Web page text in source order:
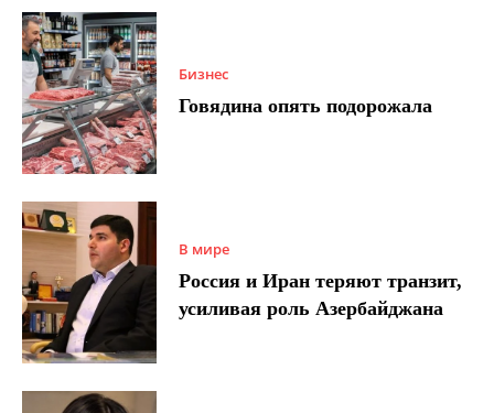
Бизнес
Говядина опять подорожала
В мире
Россия и Иран теряют транзит,
усиливая роль Азербайджана